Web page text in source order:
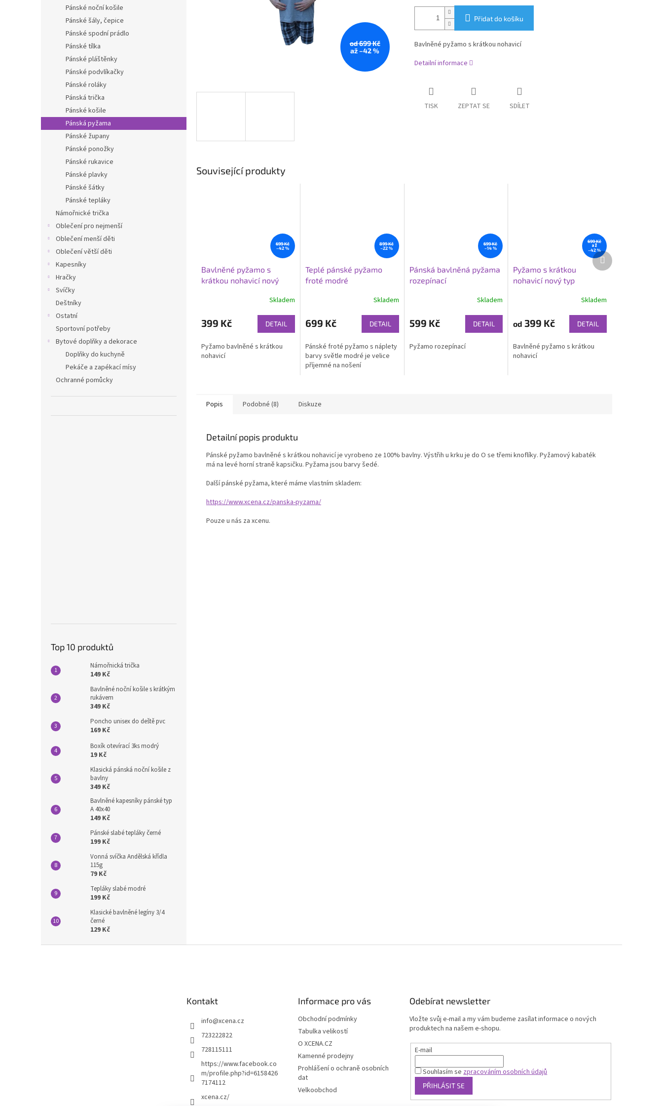
Pánské noční košile
Pánské šály, čepice
Pánské spodní prádlo
Pánské tílka
Pánské pláštěnky
Pánské podvlíkačky
Pánské roláky
Pánská trička
Pánské košile
Pánská pyžama
Pánské župany
Pánské ponožky
Pánské rukavice
Pánské plavky
Pánské šátky
Pánské tepláky
Námořnické trička
Oblečení pro nejmenší
Oblečení menší děti
Oblečení větší děti
Kapesníky
Hračky
Svíčky
Deštníky
Ostatní
Sportovní potřeby
Bytové doplňky a dekorace
Doplňky do kuchyně
Pekáče a zapékací mísy
Ochranné pomůcky
Top 10 produktů
Námořnická trička
149 Kč
Bavlněné noční košile s krátkým
rukávem
349 Kč
Poncho unisex do deště pvc
169 Kč
Boxík otevírací 3ks modrý
19 Kč
Klasická pánská noční košile z
bavlny
349 Kč
Bavlněné kapesníky pánské typ
A 40x40
149 Kč
Pánské slabé tepláky černé
199 Kč
Vonná svíčka Andělská křídla
115g
79 Kč
Tepláky slabé modré
199 Kč
Klasické bavlněné legíny 3/4
černé
129 Kč
od 699 Kč
až –42 %
Přidat do košíku
Bavlněné pyžamo s krátkou nohavicí
Detailní informace
TISK ZEPTAT SE SDÍLET
Související produkty
699 Kč
–42 %
Bavlněné pyžamo s
krátkou nohavicí nový
Skladem
399 Kč DETAIL
Pyžamo bavlněné s krátkou
nohavicí
899 Kč
–22 %
Teplé pánské pyžamo
froté modré
Skladem
699 Kč DETAIL
Pánské froté pyžamo s náplety
barvy světle modré je velice
příjemné na nošení
699 Kč
–14 %
Pánská bavlněná pyžama
rozepínací
Skladem
599 Kč DETAIL
Pyžamo rozepínací
699 Kč
až
–42 %
Pyžamo s krátkou
nohavicí nový typ
Skladem
od 399 Kč DETAIL
Bavlněné pyžamo s krátkou
nohavicí
Další
produkt
Popis Podobné (8) Diskuze
Detailní popis produktu
Pánské pyžamo bavlněné s krátkou nohavicí je vyrobeno ze 100% bavlny. Výstřih u krku je do O se třemi knoflíky. Pyžamový kabaték
má na levé horní straně kapsičku. Pyžama jsou barvy šedé.
Další pánské pyžama, které máme vlastním skladem:
https://www.xcena.cz/panska-pyzama/
Pouze u nás za xcenu.
Kontakt
info@xcena.cz
723222822
728115111
https://www.facebook.co
m/profile.php?id=6158426
7174112
xcena.cz/
Informace pro vás
Obchodní podmínky
Tabulka velikostí
O XCENA.CZ
Kamenné prodejny
Prohlášení o ochraně osobních
dat
Velkoobchod
Odebírat newsletter
Vložte svůj e-mail a my vám budeme zasílat informace o nových
produktech na našem e-shopu.
E-mail
Souhlasím se zpracováním osobních údajů
PŘIHLÁSIT SE